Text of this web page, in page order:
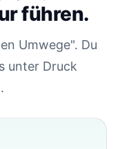
führen.
Umwege". Du
unter Druck